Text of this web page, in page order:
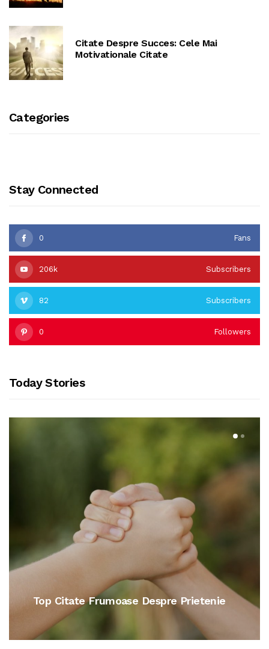
Citate Despre Succes: Cele Mai
Motivationale Citate
Categories
Stay Connected
0 Fans
206k Subscribers
82 Subscribers
0 Followers
Today Stories
Citate De Dragoste Pentru Iubit Sau
Iubita